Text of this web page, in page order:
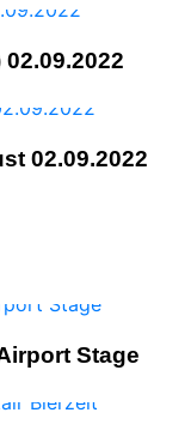
02.09.2022
Stage